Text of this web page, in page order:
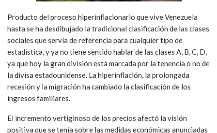
Producto del proceso hiperinflacionario que vive Venezuela
hasta se ha desdibujado la tradicional clasificación de las clases
sociales que servía de referencia para cualquier tipo de
estadística, y ya no tiene sentido hablar de las clases A, B, C, D,
ya que hoy la gran división está marcada por la tenencia o no de
la divisa estadounidense. La hiperinflación, la prolongada
recesión y la migración ha cambiado la clasificación de los
ingresos familiares.
El incremento vertiginoso de los precios afectó la visión
positiva que se tenía sobre las medidas económicas anunciadas